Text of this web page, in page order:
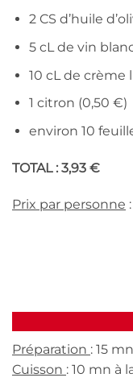
2 CS d’huile
5 cL de vin
10 cL de crème
1 citron (0,50 €)
environ 10
TOTAL : 3,93 €
Prix par personne
Préparation : 15 mn
Cuisson : 10 mn à